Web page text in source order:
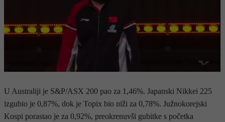
U Australiji je S&P/ASX 200 pao za 1,46%. Japanski Nikkei 225
izgubio je 0,87%, dok je Topix bio niži za 0,78%. Južnokorejski
Kospi porastao je za 0,92%, preokrenuvši gubitke s početka